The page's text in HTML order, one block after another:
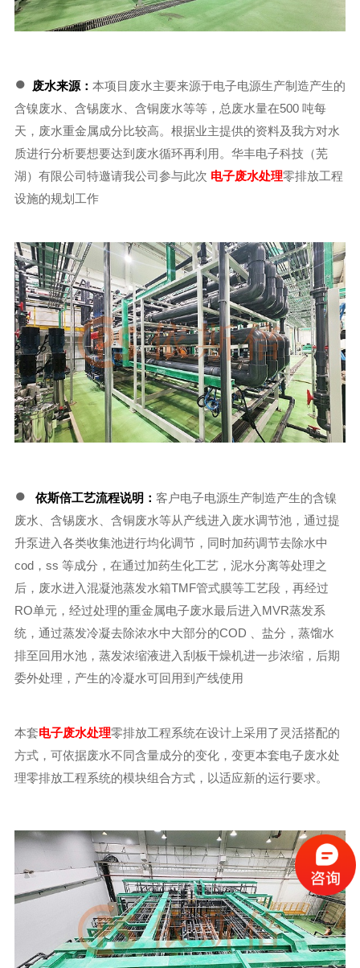
● 废水来源： 本项目废水主要来源于电子电源生产制造产生的
含镍废水、含锡废水、含铜废水等等，总废水量在500 吨每
天，废水重金属成分比较高。根据业主提供的资料及我方对水
质进行分析要想要达到废水循环再利用。华丰电子科技（芜
湖）有限公司特邀请我公司参与此次 电子废水处理零排放工程
设施的规划工作
● 依斯倍工艺流程说明： 客户电子电源生产制造产生的含镍
废水、含锡废水、含铜废水等从产线进入废水调节池，通过提
升泵进入各类收集池进行均化调节，同时加药调节去除水中
cod，ss 等成分，在通过加药生化工艺，泥水分离等处理之
后，废水进入混凝池蒸发水箱TMF管式膜等工艺段，再经过
RO单元，经过处理的重金属电子废水最后进入MVR蒸发系
统，通过蒸发冷凝去除浓水中大部分的COD 、盐分，蒸馏水
排至回用水池，蒸发浓缩液进入刮板干燥机进一步浓缩，后期
委外处理，产生的冷凝水可回用到产线使用
本套电子废水处理零排放工程系统在设计上采用了灵活搭配的
方式，可依据废水不同含量成分的变化，变更本套电子废水处
理零排放工程系统的模块组合方式，以适应新的运行要求。